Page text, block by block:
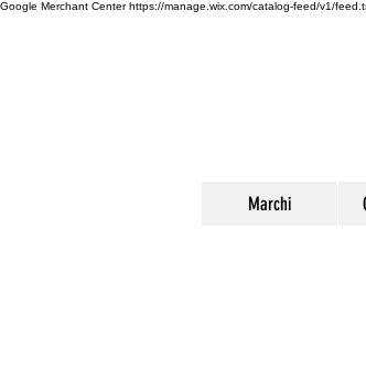
Google Merchant Centerhttps://manage.wix.com/catalog-feed/v1/
Marchi